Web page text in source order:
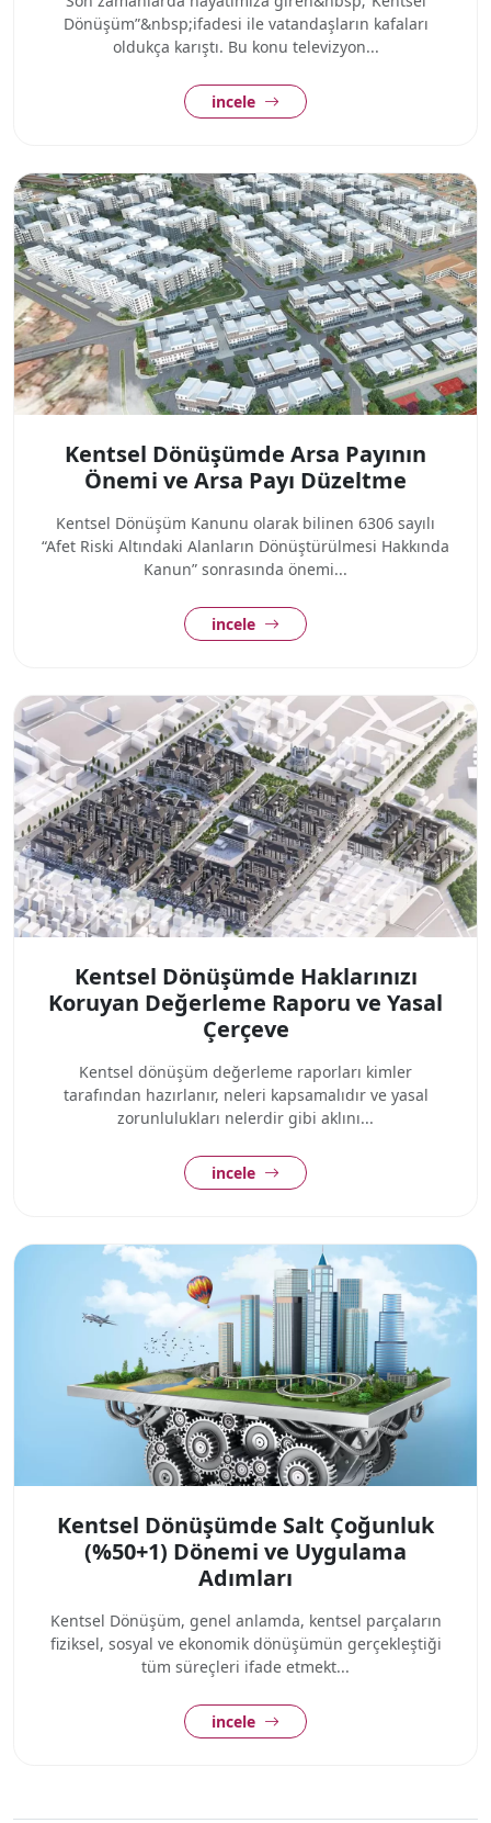
Dönüşüm”&nbsp;ifadesi ile vatandaşların kafaları
oldukça karıştı. Bu konu televizyon...
incele
Kentsel Dönüşümde Arsa Payının
Önemi ve Arsa Payı Düzeltme
Kentsel Dönüşüm Kanunu olarak bilinen 6306 sayılı
“Afet Riski Altındaki Alanların Dönüştürülmesi Hakkında
Kanun” sonrasında önemi...
incele
Kentsel Dönüşümde Haklarınızı
Koruyan Değerleme Raporu ve Yasal
Çerçeve
Kentsel dönüşüm değerleme raporları kimler
tarafından hazırlanır, neleri kapsamalıdır ve yasal
zorunlulukları nelerdir gibi aklını...
incele
Kentsel Dönüşümde Salt Çoğunluk
(%50+1) Dönemi ve Uygulama
Adımları
Kentsel Dönüşüm, genel anlamda, kentsel parçaların
fiziksel, sosyal ve ekonomik dönüşümün gerçekleştiği
tüm süreçleri ifade etmekt...
incele